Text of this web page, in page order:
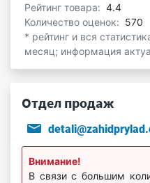
Рейтинг товара: 4.4
Количество оценок: 570
* рейтинг и вся
месяц; информация
Отдел продаж
Внимание!
В связи с большим